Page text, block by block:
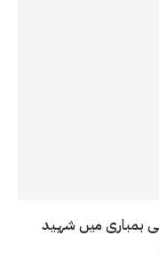
بمباری میں شہید